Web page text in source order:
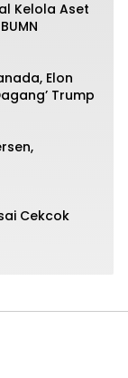
Kelola Aset
Elon
Trump
Cekcok